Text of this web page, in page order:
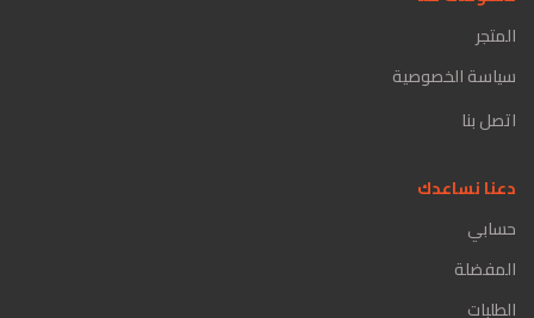
المتجر
سياسة الخصوصية
اتصل بنا
دعنا نساعدك
حسابي
المفضلة
الطلبات